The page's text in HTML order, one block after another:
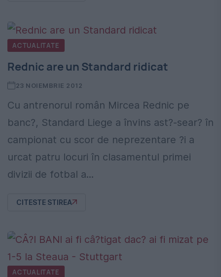
ACTUALITATE
Rednic are un Standard ridicat
23 NOIEMBRIE 2012
Cu antrenorul român Mircea Rednic pe
banc?, Standard Liege a învins ast?-sear? în
campionat cu scor de neprezentare ?i a
urcat patru locuri în clasamentul primei
divizii de fotbal a...
CITESTE STIREA
ACTUALITATE